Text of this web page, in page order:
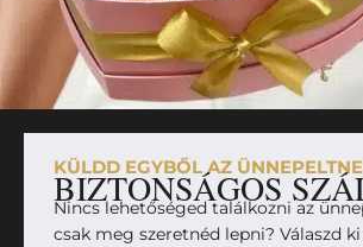
KÜLDD EGYBŐL AZ
BIZTONSÁGOS
Nincs lehetőséged találkozni az
csak meg szeretnéd lepni? Válaszd